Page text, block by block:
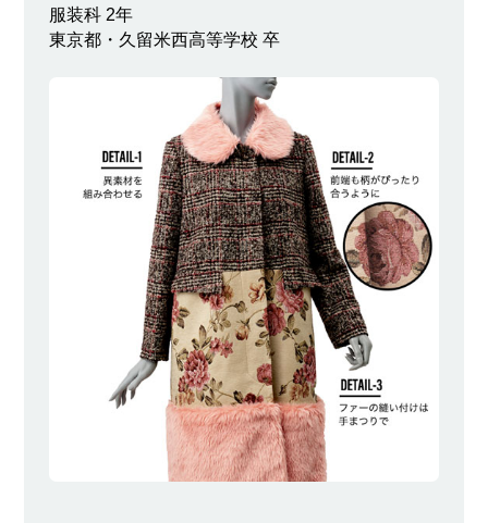
服装科 2年
東京都・久留米西高等学校 卒